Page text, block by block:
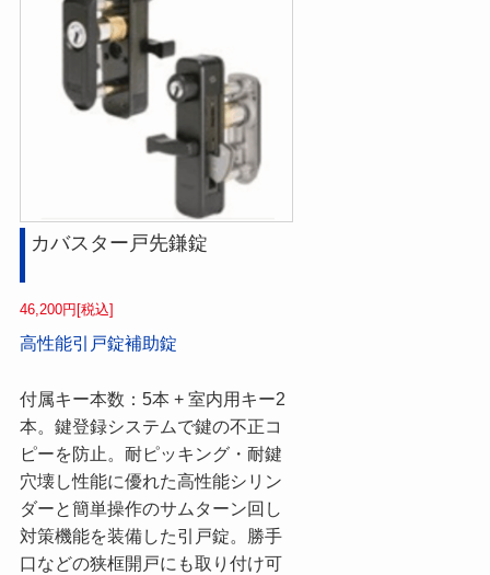
カバスター戸先鎌錠
46,200円[税込]
高性能引戸錠補助錠
付属キー本数：5本 + 室内用キー2
本。鍵登録システムで鍵の不正コ
ピーを防止。耐ピッキング・耐鍵
穴壊し性能に優れた高性能シリン
ダーと簡単操作のサムターン回し
対策機能を装備した引戸錠。勝手
口などの狭框開戸にも取り付け可